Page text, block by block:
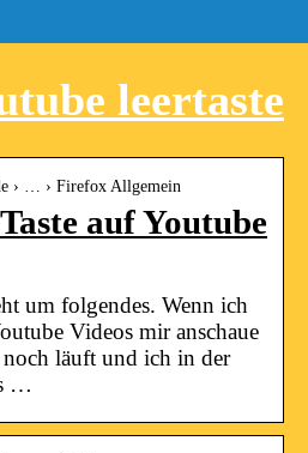
leertaste
› … › Firefox Allgemein
auf Youtube
um folgendes. Wenn ich
Videos mir anschaue
läuft und ich in der
…